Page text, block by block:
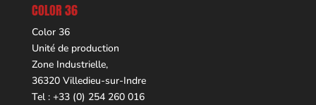
COLOR 36
Color 36
Unité de production
Zone Industrielle,
36320 Villedieu-sur-Indre
Tel : +33 (0) 254 260 016